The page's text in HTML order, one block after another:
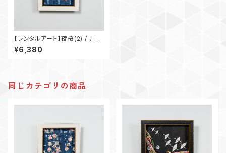
【レンタルアート】夜桜(2) / 井上
律子
¥6,380
同じカテゴリの商品